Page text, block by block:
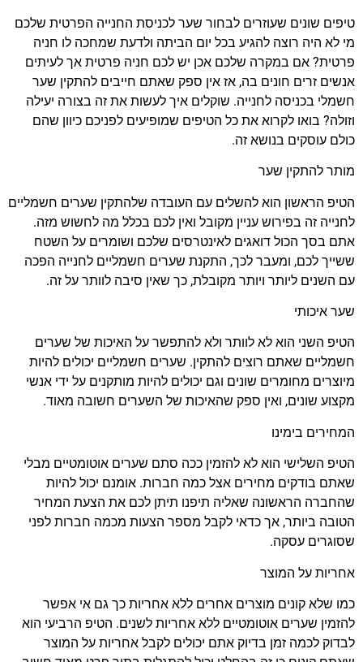
טיפים שונים שעוזרים לבחור שער לכניסת החנייה הפרטית שלכם
מי לא היה רוצה להגיע בכל יום הביתה ולדעת שמחכה לו חניה
פרטית? אם במקרה שלכם אכן יש לכם חניה פרטית אך לעיתים
אנשים זרים חונים בה, אז אין ספק שאתם חייבים להתקין שער
חשמלי בכניסה לחנייה. שוקלים איך לעשות את זה בצורה יעילה
וזולה? בואו לקרוא את כל הטיפים שמופיעים לפניכם כיוון שהם
כולם עוסקים בנושא זה.
מותר להתקין שער
הטיפ הראשון הוא להשלים עם העובדה שלהתקין שערים חשמליים
לחנייה זה בפירוש עניין מקובל ואין לכם בכלל מה לחשוש מזה.
אתם בסך הכול דואגים לאינטרסים שלכם ושומרים על השטח
ששייך לכם, ומעבר לכך, התקנת שערים חשמליים לחנייה הפכה
עם השנים ליותר ויותר מקובלת, כך שאין סיבה לוותר על זה.
שער איכותי
הטיפ השני הוא לא לוותר ולא להתפשר על האיכות של שערים
חשמליים שאתם רוצים להתקין. שערים חשמליים יכולים להיות
מיוצרים מחומרים שונים וגם יכולים להיות מותקנים על ידי אנשי
מקצוע שונים, ואין ספק שהאיכות של השערים חשובה מאוד.
המחירים בימינו
הטיפ השלישי הוא לא להזמין ככה סתם שערים אוטומטיים מבלי
שאתם בודקים מחירים אצל כמה חברות. אומנם יכול להיות
שהחברה הראשונה שאליה תיפנו תיתן לכם את הצעת המחיר
הטובה ביותר, אך כדאי לקבל מספר הצעות מכמה חברות לפני
שסוגרים עסקה.
אחריות על המוצר
כמו שלא קונים מוצרים אחרים ללא אחריות כך גם אי אפשר
להזמין שערים אוטומטיים ללא אחריות לשנים. הטיפ הרביעי הוא
לבדוק לכמה זמן בדיוק אתם יכולים לקבל אחריות על המוצר